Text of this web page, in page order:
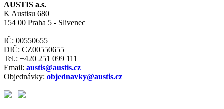
AUSTIS a.s.
K Austisu 680
154 00 Praha 5 - Slivenec
IČ: 00550655
DIČ: CZ00550655
Tel.: +420 251 099 111
Email: austis@austis.cz
Objednávky: objednavky@austis.cz